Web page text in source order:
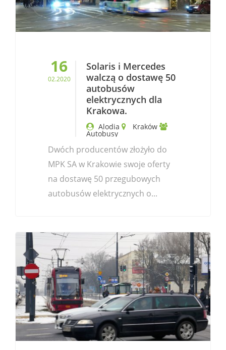
16
02.2020
Solaris i Mercedes
walczą o dostawę 50
autobusów
elektrycznych dla
Krakowa.
Alodia Kraków
Autobusy
Dwóch producentów złożyło do
MPK SA w Krakowie swoje oferty
na dostawę 50 przegubowych
autobusów elektrycznych o...